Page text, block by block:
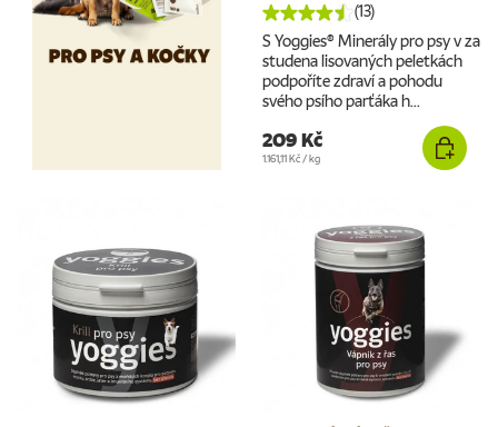
(13)
S Yoggies® Minerály pro psy v za
studena lisovaných peletkách
podpoříte zdraví a pohodu
svého psího parťáka h...
209 Kč
Cena za jednotku
1.161,11 Kč /kg